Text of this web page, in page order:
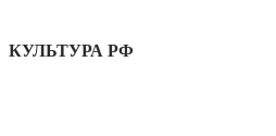
КУЛЬТУРА РФ